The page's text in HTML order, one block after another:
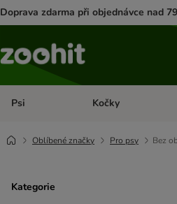
Doprava zdarma při objednávce nad
Psi Otevřít menu: Psi
Kočky
Oblíbené značky Pro psy Bez
Kategorie